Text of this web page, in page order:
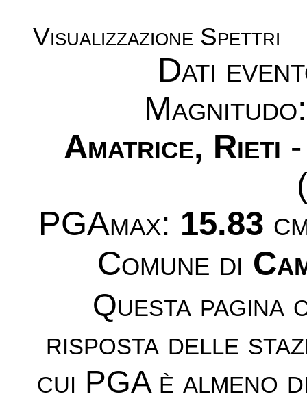
Visualizzazione Spettri
Dati
Amatrice, Rieti
PGAmax: 15.83
Comune di
Questa
risposta delle
cui PGA è almeno